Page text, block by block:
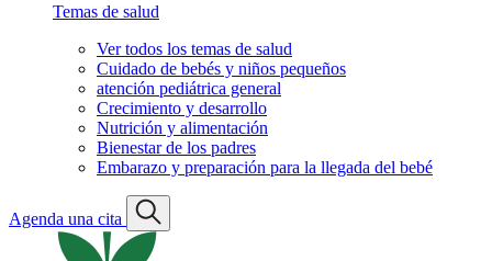
Temas de salud
Ver todos los temas de salud
Cuidado de bebés y niños pequeños
atención pediátrica general
Crecimiento y desarrollo
Nutrición y alimentación
Bienestar de los padres
Embarazo y preparación para la llegada del bebé
Agenda una cita